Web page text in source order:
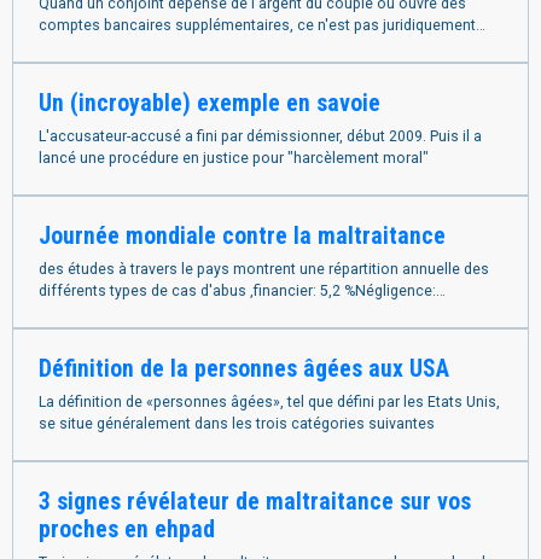
Quand un conjoint dépense de l'argent du couple ou ouvre des
comptes bancaires supplémentaires, ce n'est pas juridiquement
Un (incroyable) exemple en savoie
L'accusateur-accusé a fini par démissionner, début 2009. Puis il a
lancé une procédure en justice pour "harcèlement moral"
Journée mondiale contre la maltraitance
des études à travers le pays montrent une répartition annuelle des
différents types de cas d'abus ,financier: 5,2 %Négligence:
Définition de la personnes âgées aux USA
La définition de «personnes âgées», tel que défini par les Etats Unis,
se situe généralement dans les trois catégories suivantes
3 signes révélateur de maltraitance sur vos
proches en ehpad